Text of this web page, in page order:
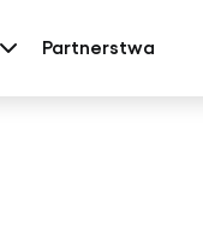
Partnerstwa